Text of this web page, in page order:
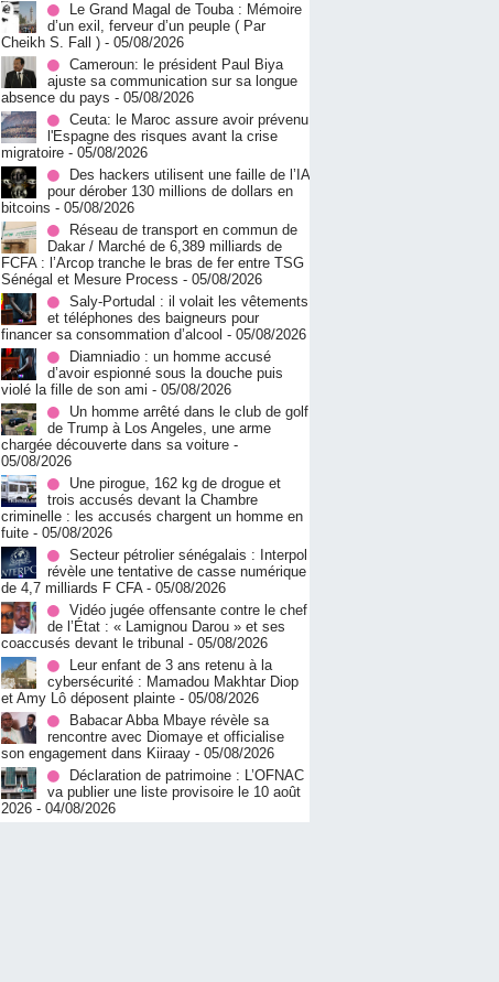
Le Grand Magal de Touba : Mémoire
d’un exil, ferveur d’un peuple ( Par
Cheikh S. Fall ) - 05/08/2026
Cameroun: le président Paul Biya
ajuste sa communication sur sa longue
absence du pays - 05/08/2026
Ceuta: le Maroc assure avoir prévenu
l'Espagne des risques avant la crise
migratoire - 05/08/2026
Des hackers utilisent une faille de l’IA
pour dérober 130 millions de dollars en
bitcoins - 05/08/2026
Réseau de transport en commun de
Dakar / Marché de 6,389 milliards de
FCFA : l’Arcop tranche le bras de fer entre TSG
Sénégal et Mesure Process - 05/08/2026
Saly-Portudal : il volait les vêtements
et téléphones des baigneurs pour
financer sa consommation d’alcool - 05/08/2026
Diamniadio : un homme accusé
d’avoir espionné sous la douche puis
violé la fille de son ami - 05/08/2026
Un homme arrêté dans le club de golf
de Trump à Los Angeles, une arme
chargée découverte dans sa voiture -
05/08/2026
Une pirogue, 162 kg de drogue et
trois accusés devant la Chambre
criminelle : les accusés chargent un homme en
fuite - 05/08/2026
Secteur pétrolier sénégalais : Interpol
révèle une tentative de casse numérique
de 4,7 milliards F CFA - 05/08/2026
Vidéo jugée offensante contre le chef
de l’État : « Lamignou Darou » et ses
coaccusés devant le tribunal - 05/08/2026
Leur enfant de 3 ans retenu à la
cybersécurité : Mamadou Makhtar Diop
et Amy Lô déposent plainte - 05/08/2026
Babacar Abba Mbaye révèle sa
rencontre avec Diomaye et officialise
son engagement dans Kiiraay - 05/08/2026
Déclaration de patrimoine : L’OFNAC
va publier une liste provisoire le 10 août
2026 - 04/08/2026